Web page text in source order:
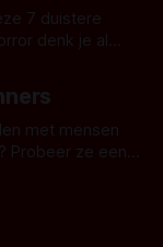
7 duistere
horror
tv-
met mensen
ze eens